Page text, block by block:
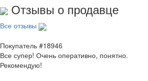
Отзывы о продавце
Все отзывы
Покупатель #18946
Все супер! Очень оперативно, понятно.
Рекомендую!